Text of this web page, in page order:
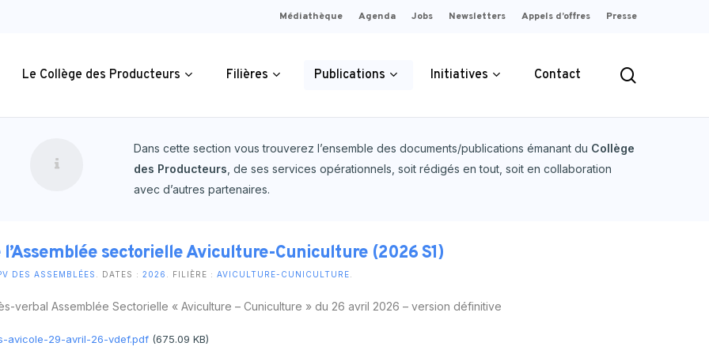
Médiathèque Agenda Jobs Newsletters Appels d’offres Presse
Le Collège des Producteurs
Assemblées sectorielles
PV des assemblées sectorielles
PV des assemblées du Collège
Filières
& Cuniculture
Laitiers
Cultures
Plans stratégiques de développement
Lettre d’information juridique
Chiffres clés
Commissions filières
Publications
Etudes
PV des Assemblées
PV du Collège
Archives des PV du Collège
Initiatives
locaux
fermes.
est pratiquée en
PLUS D'INFOS
Contact
Dans cette section vous trouverez l’ensemble des documents/publications émanant du Collège
des Producteurs , de ses services opérationnels, soit rédigés en tout, soit en collaboration
avec d’autres partenaires.
l’Assemblée sectorielle Aviculture-Cuniculture (2026 S1)
DES ASSEMBLÉES . DATES : 2026 . FILIÈRE : AVICULTURE-CUNICULTURE
verbal Assemblée Sectorielle « Aviculture – Cuniculture » du 26 avril 2026 – version définitive
avicole-29-avril-26-vdef.pdf(675.09 KB)